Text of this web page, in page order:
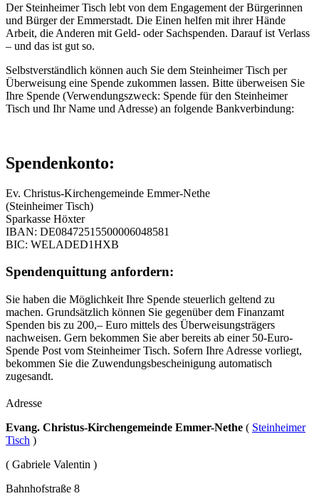
Der Steinheimer Tisch lebt von dem Engagement der Bürgerinnen
und Bürger der Emmerstadt. Die Einen helfen mit ihrer Hände
Arbeit, die Anderen mit Geld- oder Sachspenden. Darauf ist Verlass
– und das ist gut so.
Selbstverständlich können auch Sie dem Steinheimer Tisch per
Überweisung eine Spende zukommen lassen. Bitte überweisen Sie
Ihre Spende (Verwendungszweck: Spende für den Steinheimer
Tisch und Ihr Name und Adresse) an folgende Bankverbindung:
Spendenkonto:
Ev. Christus-Kirchengemeinde Emmer-Nethe
(Steinheimer Tisch)
Sparkasse Höxter
IBAN: DE08472515500006048581
BIC: WELADED1HXB
Spendenquittung anfordern:
Sie haben die Möglichkeit Ihre Spende steuerlich geltend zu
machen. Grundsätzlich können Sie gegenüber dem Finanzamt
Spenden bis zu 200,– Euro mittels des Überweisungsträgers
nachweisen. Gern bekommen Sie aber bereits ab einer 50-Euro-
Spende Post vom Steinheimer Tisch. Sofern Ihre Adresse vorliegt,
bekommen Sie die Zuwendungsbescheinigung automatisch
zugesandt.
Adresse
Evang. Christus-Kirchengemeinde Emmer-Nethe ( Steinheimer
Tisch )
( Gabriele Valentin )
Bahnhofstraße 8